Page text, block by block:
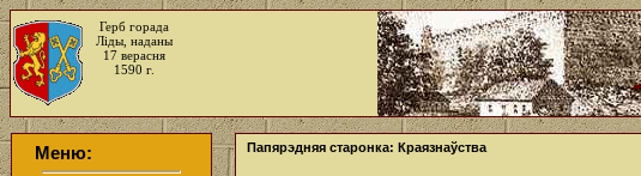
Герб горада
Ліды, наданы
17 верасня
1590 г.
Меню: Папярэдняя старонка: Краязнаўства